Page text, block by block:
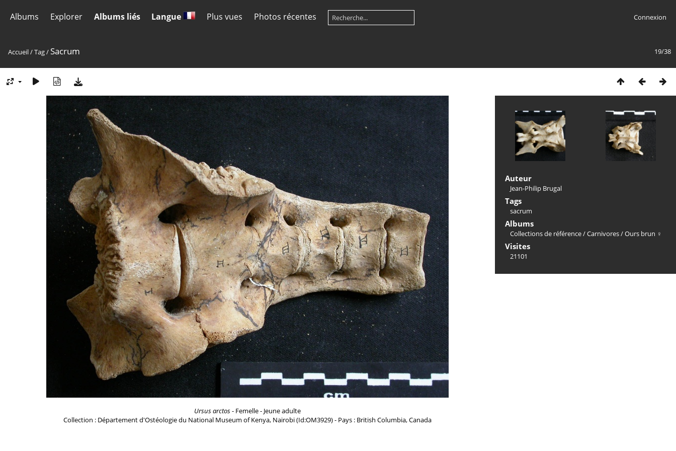
Albums Explorer Albums liés Langue Plus vues Photos récentes Connexion
19/38
Accueil/Tag/ Sacrum
Ursus arctos- Femelle - Jeune adulte
Collection : Département d'Ostéologie du National Museum of Kenya, Nairobi (Id:OM3929) - Pays : British Columbia, Canada
Auteur
Jean-Philip Brugal
Tags
sacrum
Albums
Collections de référence/Carnivores/Ours brun ♀
Visites
21101